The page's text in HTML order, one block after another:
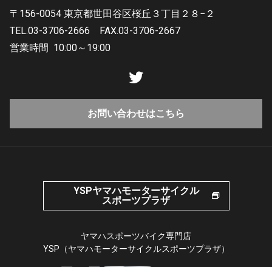
〒156-0054 東京都世田谷区桜丘３丁目２８−２
TEL.03-3706-2666
FAX.03-3706-2667
営業時間 10:00～19:00
お問い合わせはこちら
YSPヤマハモーターサイクル
スポーツプラザ
ヤマハスポーツバイク専門店
YSP（ヤマハモーターサイクルスポーツプラザ）